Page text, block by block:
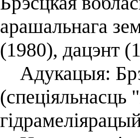
арашальнага
(1980), дацэнт
Адукацыя: